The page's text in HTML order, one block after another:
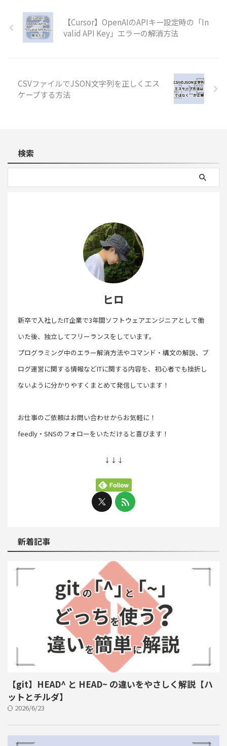
【Cursor】OpenAIのAPIキー設定時の「In
valid API Key」エラーの解消方法
CSVファイルでJSON文字列を正しくエス
ケープする方法
検索
ヒロ
新卒で入社したIT企業で3年間ソフトウェアエンジニアとして働
いた後、独立してフリーランスをしています。
プログラミング中のエラー解消方法やコマンド・構文の解説、ブ
ログ運営に関する情報などITに関する内容を、初心者でも挫折し
ないように分かりやすくまとめて発信しています！
お仕事のご依頼はお問い合わせからお気軽に！
feedly・SNSのフォローをいただけると喜びます！
↓↓↓
新着記事
【git】HEAD^ と HEAD~ の違いをやさしく解説【ハ
ットとチルダ】
2026/6/23